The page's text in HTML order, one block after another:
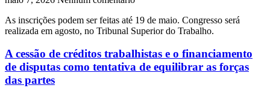
As inscrições podem ser feitas até 19 de maio. Congresso será
realizada em agosto, no Tribunal Superior do Trabalho.
A cessão de créditos trabalhistas e o financiamento
de disputas como tentativa de equilibrar as forças
das partes